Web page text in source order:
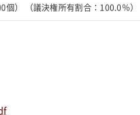
） （議決権所有割合：100.0％）